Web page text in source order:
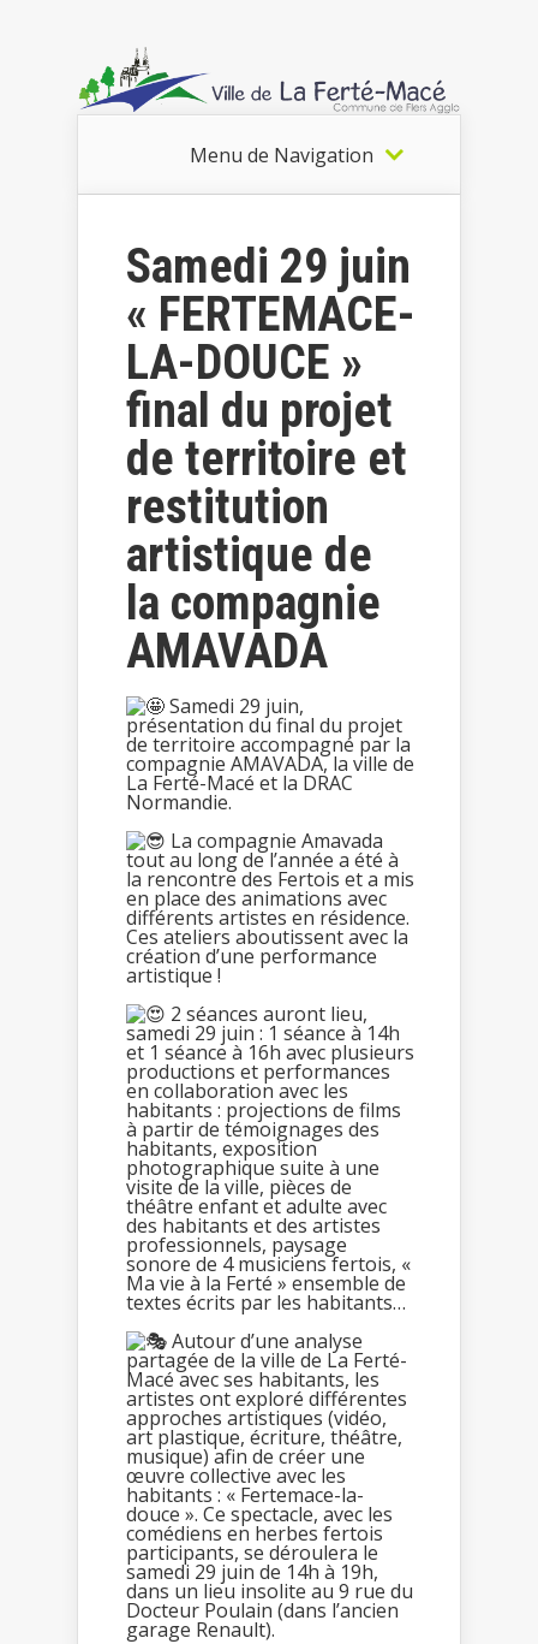
Menu de Navigation
Samedi 29 juin
« FERTEMACE-
LA-DOUCE »
final du projet
de territoire et
restitution
artistique de
la compagnie
AMAVADA
Samedi 29 juin,
présentation du final du projet
de territoire accompagné par la
compagnie AMAVADA, la ville de
La Ferté-Macé et la DRAC
Normandie.
La compagnie Amavada
tout au long de l’année a été à
la rencontre des Fertois et a mis
en place des animations avec
différents artistes en résidence.
Ces ateliers aboutissent avec la
création d’une performance
artistique !
2 séances auront lieu,
samedi 29 juin : 1 séance à 14h
et 1 séance à 16h avec plusieurs
productions et performances
en collaboration avec les
habitants : projections de films
à partir de témoignages des
habitants, exposition
photographique suite à une
visite de la ville, pièces de
théâtre enfant et adulte avec
des habitants et des artistes
professionnels, paysage
sonore de 4 musiciens fertois, «
Ma vie à la Ferté » ensemble de
textes écrits par les habitants…
Autour d’une analyse
partagée de la ville de La Ferté-
Macé avec ses habitants, les
artistes ont exploré différentes
approches artistiques (vidéo,
art plastique, écriture, théâtre,
musique) afin de créer une
œuvre collective avec les
habitants : « Fertemace-la-
douce ». Ce spectacle, avec les
comédiens en herbes fertois
participants, se déroulera le
samedi 29 juin de 14h à 19h,
dans un lieu insolite au 9 rue du
Docteur Poulain (dans l’ancien
garage Renault).